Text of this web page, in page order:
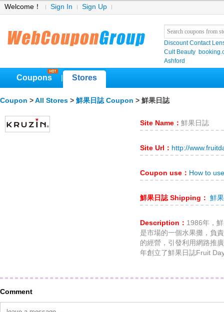
Welcome！ Sign In Sign Up
Discount Contact
Cult Beauty
Ashford
Coupons Stores
Coupon > All Stores > 鮮果日誌 Coupon > 鮮果日誌
Site Name： 鮮果日誌
Site Url： http://
Coupon use： How to
鮮果日誌 Shipping： 鮮
Description： 1986年，
是市場的一個水果攤，負
的經營，引發利用網路推
年創立了鮮果日誌Fruit
Comment